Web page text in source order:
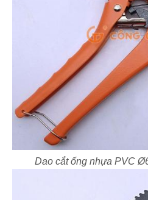
Dao cắt ống nhựa PVC